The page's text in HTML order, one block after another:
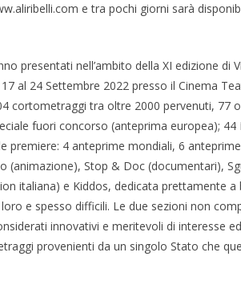
e tra pochi giorni sarà
presentati nell’ambito della XI edizione di
al 24 Settembre 2022 presso il Cinema
cortometraggi tra oltre 2000 pervenuti, 77
fuori concorso (anteprima europea); 44
premiere: 4 anteprime mondiali, 6
(animazione), Stop & Doc (documentari),
italiana) e Kiddos, dedicata prettamente a
e spesso difficili. Le due sezioni non
innovativi e meritevoli di interesse
provenienti da un singolo Stato che